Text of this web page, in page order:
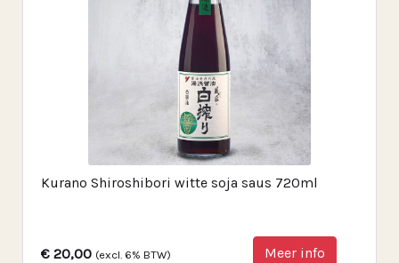
Kurano Shiroshibori witte soja saus 720ml
€ 20,00 (excl. 6% BTW) Meer info